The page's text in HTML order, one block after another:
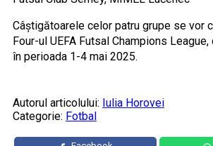
Câștigătoarele celor patru grupe se vor
Four-ul UEFA Futsal Champions
în perioada 1-4 mai 2025.
Autorul articolului: Iulia Horovei
Categorie: Fotbal